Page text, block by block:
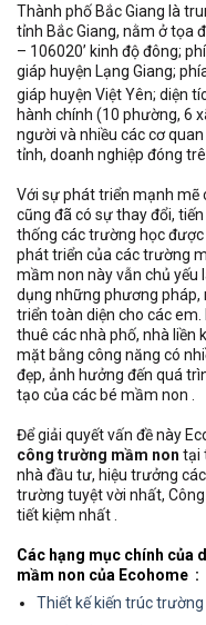
Thành phố Bắc Giang là
tỉnh Bắc Giang, nằm ở tọa
– 106020’ kinh độ đông;
giáp huyện Lạng Giang;
giáp huyện Việt Yên; diện
hành chính (10 phường, 6
người và nhiều các cơ
tỉnh, doanh nghiệp đóng
Với sự phát triển mạnh mẽ
cũng đã có sự thay đổi,
thống các trường học
phát triển của các trường
mầm non này vẫn chủ yếu
dụng những phương
triển toàn diện cho các
thuê các nhà phố, nhà liền
mặt bằng công năng có
đẹp, ảnh hưởng đến quá
tạo của các bé mầm non .
Để giải quyết vấn đề này
công trường mầm non tại
nhà đầu tư, hiệu trưởng
trường tuyệt vời nhất,
tiết kiệm nhất .
Các hạng mục chính của
mầm non của Ecohome :
Thiết kế kiến trúc